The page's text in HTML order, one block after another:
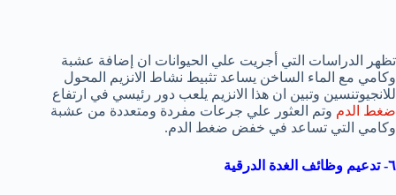
تظهر الدراسات التي أجريت علي الحيوانات ان إضافة عشبة
وكامي مع الماء الساخن يساعد تثبيط نشاط الانزيم المحول
للانجيوتنسين وتبين ان هذا الانزيم يلعب دور رئيسي في ارتفاع
ضغط الدم وتم العثور علي جرعات مفردة ومتعددة من عشبة
وكامي التي تساعد في خفض ضغط الدم.
٦- تدعيم وظائف الغدة الدرقية